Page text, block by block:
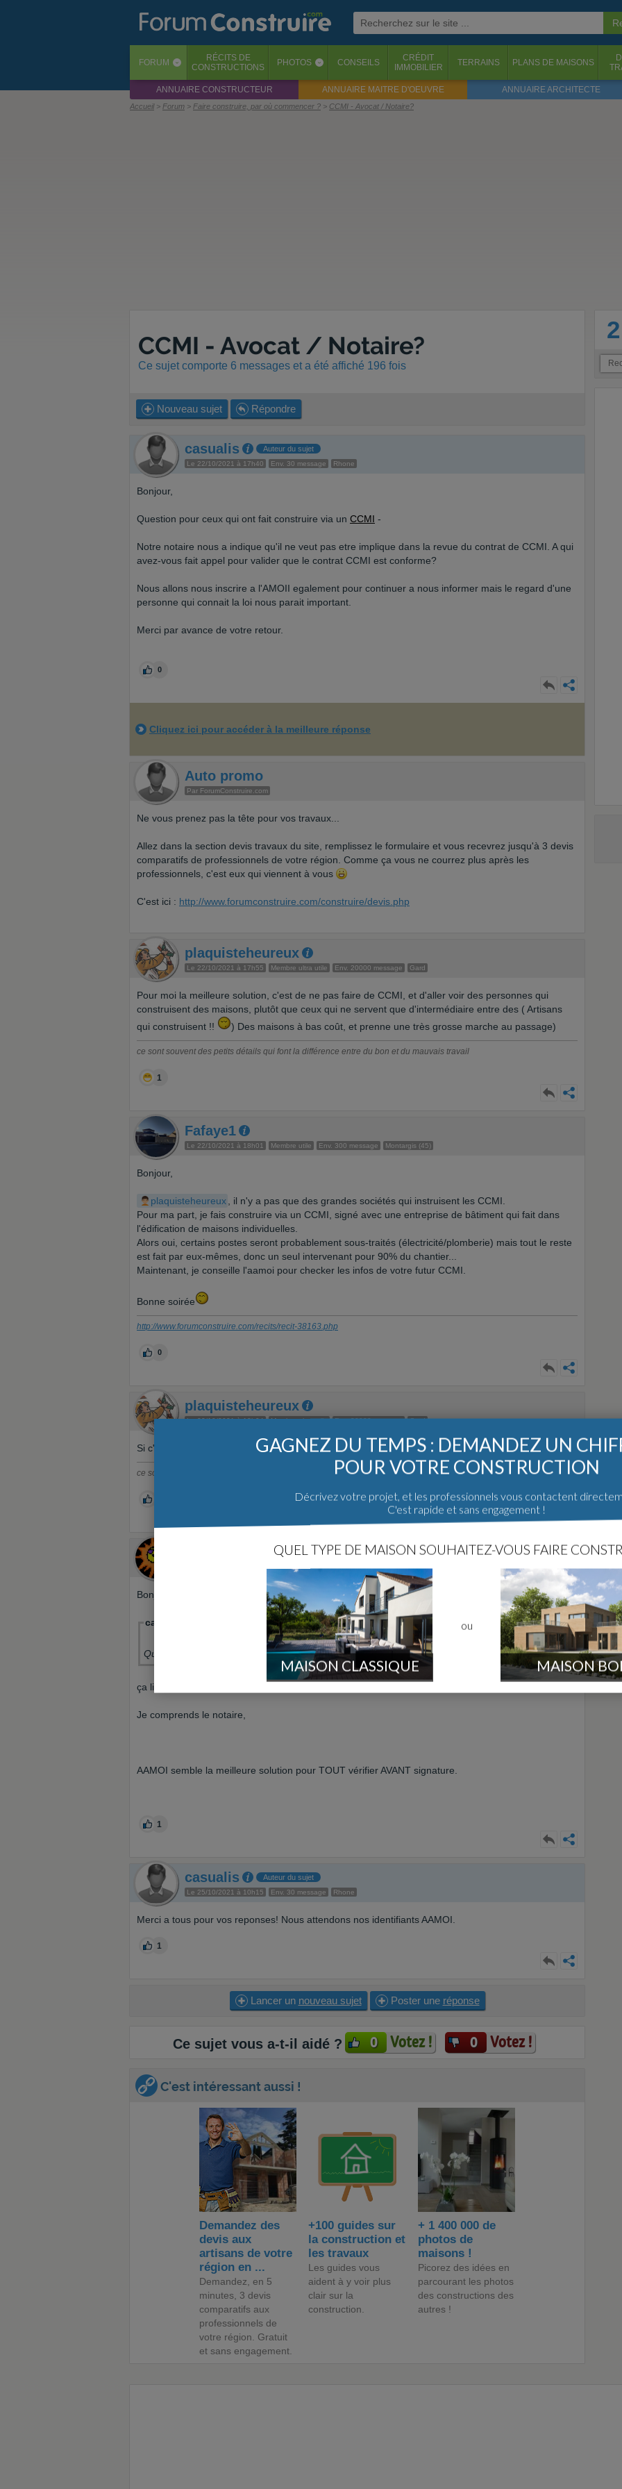
FORUM ‹ RÉCITS DE
CONSTRUCTIONS
PHOTOS ‹ CONSEILS
CRÉDIT
IMMOBILIER
TERRAINS PLANS DE MAISONS
ANNUAIRE CONSTRUCTEUR ANNUAIRE MAITRE D'OEUVRE ANNUAIRE ARCHITECTE
Accueil Forum Faire construire, par où commencer ? CCMI - Avocat / Notaire?
CCMI - Avocat / Notaire?
Ce sujet comporte 6 messages et a été affiché 196 fois
Nouveau sujet Répondre
casualis Auteur du sujet
Le 22/10/2021 à 17h40 Env. 30 message Rhone
Bonjour,
Question pour ceux qui ont fait construire via un CCMI -
Notre notaire nous a indique qu'il ne veut pas etre implique dans la revue du contrat de CCMI. A qui
avez-vous fait appel pour valider que le contrat CCMI est conforme?
Nous allons nous inscrire a l'AMOII egalement pour continuer a nous informer mais le regard d'une
personne qui connait la loi nous parait important.
Merci par avance de votre retour.
0
Cliquez ici pour accéder à la meilleure réponse
Auto promo
Par ForumConstruire.com
Ne vous prenez pas la tête pour vos travaux...
Allez dans la section devis travaux du site, remplissez le formulaire et vous recevrez jusqu'à 3 devis
comparatifs de professionnels de votre région. Comme ça vous ne courrez plus après les
professionnels, c'est eux qui viennent à vous
C'est ici : http://www.forumconstruire.com/construire/devis.php
plaquisteheureux
Le 22/10/2021 à 17h55 Membre ultra utile Env. 20000 message Gard
Pour moi la meilleure solution, c'est de ne pas faire de CCMI, et d'aller voir des personnes qui
construisent des maisons, plutôt que ceux qui ne servent que d'intermédiaire entre des ( Artisans
qui construisent !!
) Des maisons à bas coût, et prenne une très grosse marche au passage)
ce sont souvent des petits détails qui font la différence entre du bon et du mauvais travail
1
Fafaye1
Le 22/10/2021 à 18h01 Membre utile Env. 300 message Montargis (45)
Bonjour,
plaquisteheureux
, il n'y a pas que des grandes sociétés qui instruisent les CCMI.
Pour ma part, je fais construire via un CCMI, signé avec une entreprise de bâtiment qui fait dans
l'édification de maisons individuelles.
Alors oui, certains postes seront probablement sous-traités (électricité/plomberie) mais tout le reste
est fait par eux-mêmes, donc un seul intervenant pour 90% du chantier...
Maintenant, je conseille l'aamoi pour checker les infos de votre futur CCMI.
Bonne soirée
http://www.forumconstruire.com/recits/recit-38163.php
0
plaquisteheureux
Le 22/10/2021 à 18h04 Membre ultra utile Env. 20000 message Gard
Si c'est une petite entreprise (que l'on a l'habitude de nommer entreprise familiale) alors ok
ce sont souvent des petits détails qui font la différence entre du bon et du mauvais travail
Membre ultra utile Env. 80000 message 3 X Cote D'or = 63 !
Bonjour,
casualis a écrit:
Question pour ceux qui ont fait construire via un CCMI-
ça limite grandement les avis pertinents ...
Je comprends le notaire,
AAMOI semble la meilleure solution pour TOUT vérifier AVANT signature.
1
casualis Auteur du sujet
Le 25/10/2021 à 10h15 Env. 30 message Rhone
Merci a tous pour vos reponses! Nous attendons nos identifiants AAMOI.
1
Lancer un nouveau sujet Poster une réponse
Ce sujet vous a-t-il aidé ? 0 Votez ! 0 Votez !
C'est intéressant aussi !
Demandez des
devis aux
artisans de votre
région en ...
Demandez, en 5
minutes, 3 devis
comparatifs aux
professionnels de
votre région. Gratuit
et sans engagement.
+100 guides sur
la construction et
les travaux
Les guides vous
aident à y voir plus
clair sur la
construction.
+ 1 400 000 de
photos de
maisons !
Picorez des idées en
parcourant les photos
des constructions des
autres !
2
GAGNEZ DU TEMPS : DEMANDEZ UN
POUR VOTRE CONSTRUCTION
Décrivez votre projet, et les professionnels vous contactent
C'est rapide et sans engagement !
QUEL TYPE DE MAISON SOUHAITEZ-VOUS FAIRE
MAISON CLASSIQUE
ou
MAISON